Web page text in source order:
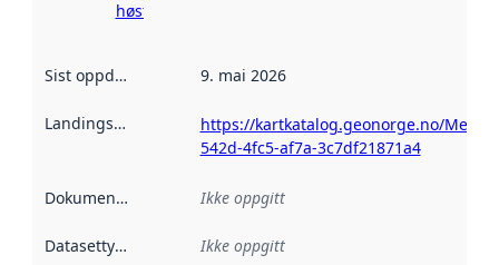
høsting her
Sist oppdatert 9. mai 2026
Landingsside
https://kartkatalog.geonorge.no/
542d-4fc5-af7a-3c7df21871a4
Dokumentasjon Ikke oppgitt
Datasettype Ikke oppgitt